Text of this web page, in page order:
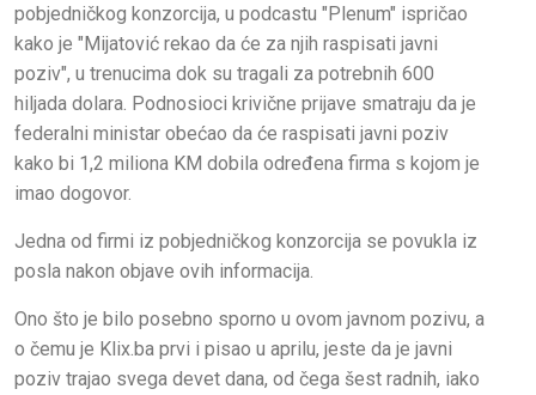
pobjedničkog konzorcija, u podcastu "Plenum" ispričao
kako je "Mijatović rekao da će za njih raspisati javni
poziv", u trenucima dok su tragali za potrebnih 600
hiljada dolara. Podnosioci krivične prijave smatraju da je
federalni ministar obećao da će raspisati javni poziv
kako bi 1,2 miliona KM dobila određena firma s kojom je
imao dogovor.
Jedna od firmi iz pobjedničkog konzorcija se povukla iz
posla nakon objave ovih informacija.
Ono što je bilo posebno sporno u ovom javnom pozivu, a
o čemu je Klix.ba prvi i pisao u aprilu, jeste da je javni
poziv trajao svega devet dana, od čega šest radnih, iako